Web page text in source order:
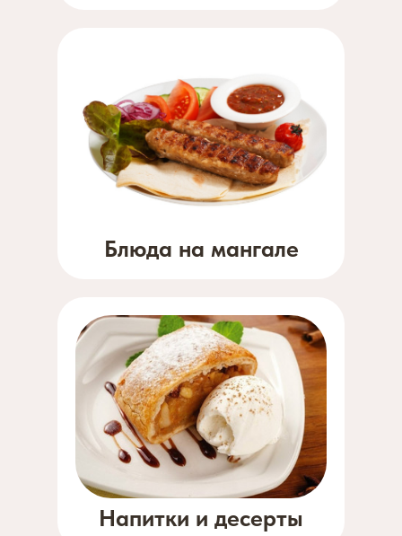
Блюда на мангале
Напитки и десерты